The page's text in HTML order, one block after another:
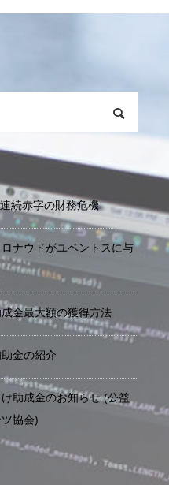
続赤字の財務危機
ナウドがユベントスに与
金最大額の獲得方法
金の紹介
助成金のお知らせ (公益
協会)